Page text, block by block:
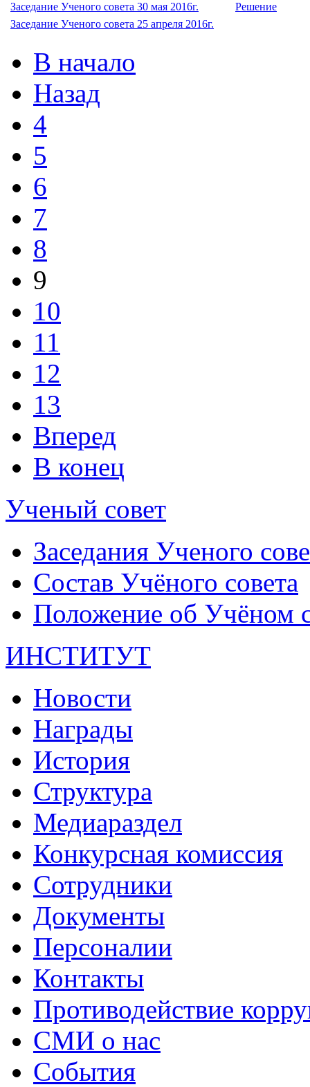
Заседание Ученого совета 30 мая 2016г.
Решение
Заседание Ученого совета 25 апреля 2016г.
В начало
Назад
4
5
6
7
8
9
10
11
12
13
Вперед
В конец
Ученый совет
Заседания Ученого
Состав Учёного совета
Положение об Учёном
ИНСТИТУТ
Новости
Награды
История
Структура
Медиараздел
Конкурсная комиссия
Сотрудники
Документы
Персоналии
Контакты
Противодействие
СМИ о нас
События